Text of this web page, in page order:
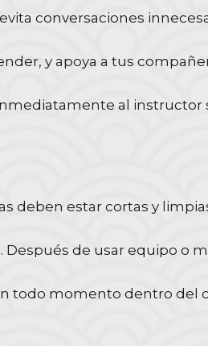
conversaciones
y apoya a tus
al instructor
deben estar cortas y
de usar equipo o
todo momento dentro del